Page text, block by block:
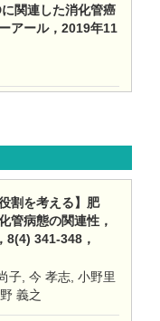
関連した消化管癌
アール，2019年11
割を考える】肥
管病態の関連性，
8(4) 341-348，
子, 今 孝志, 小野里
義之